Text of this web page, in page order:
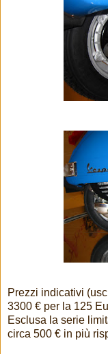
Prezzi indicativi
3300 € per la 125
Esclusa la serie
circa 500 € in più